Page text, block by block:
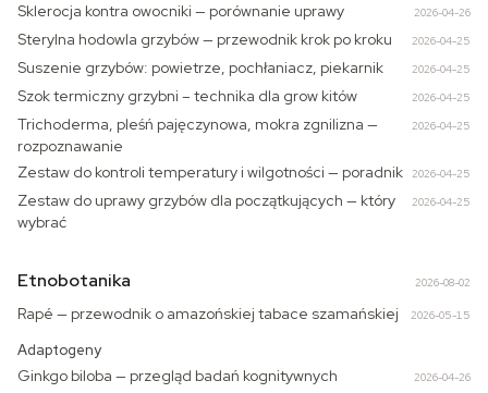
Sklerocja kontra owocniki — porównanie uprawy 2026-04-26
Sterylna hodowla grzybów — przewodnik krok po kroku 2026-04-25
Suszenie grzybów: powietrze, pochłaniacz, piekarnik 2026-04-25
Szok termiczny grzybni – technika dla grow kitów 2026-04-25
Trichoderma, pleśń pajęczynowa, mokra zgnilizna —
rozpoznawanie
2026-04-25
Zestaw do kontroli temperatury i wilgotności — poradnik 2026-04-25
Zestaw do uprawy grzybów dla początkujących — który
wybrać
2026-04-25
Etnobotanika 2026-08-02
Rapé — przewodnik o amazońskiej tabace szamańskiej 2026-05-15
Adaptogeny
Ginkgo biloba — przegląd badań kognitywnych 2026-04-26